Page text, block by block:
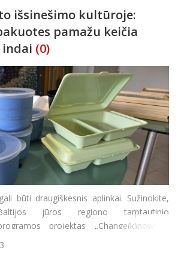
išsinešimo kultūroje:
pamažu keičia
(0)
būti draugiškesnis aplinkai. Sužinokite,
jūros regiono tarptautinio
projektas „Change(k)now! –
vienkartinio naudojimo į žiedines arba